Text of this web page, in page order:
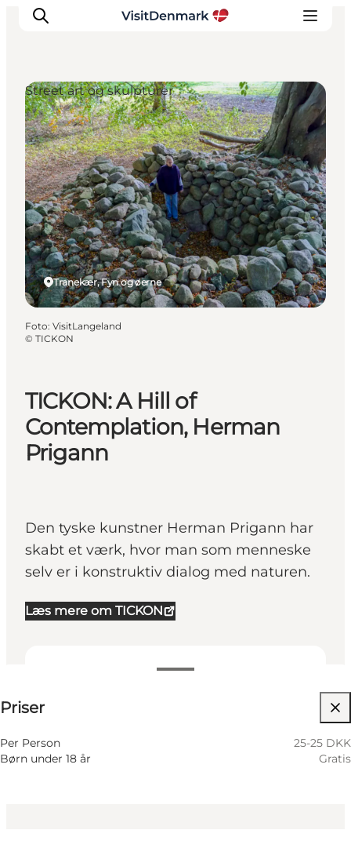
Inspiration
Destinationer
Oplevelser
Overnatning
Planlæg ferien
TICKON: A Hill of
Contemplation, Herman
Prigann
Den tyske kunstner Herman Prigann har
skabt et værk, hvor man som menneske
selv er i konstruktiv dialog med naturen.
Læs mere om TICKON
Priser
Per Person
25-25 DKK
Børn under 18 år
Gratis
Tranekær, Fyn og øerne
Street art og skulpturer
Foto: VisitLangeland
© TICKON